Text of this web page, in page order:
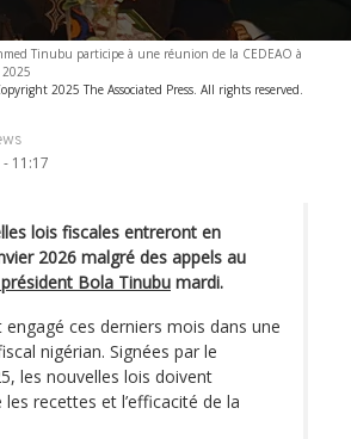
Tinubu participe à une réunion de la CEDEAO à
2025 The Associated Press. All rights reserved.
11:17
lois fiscales entreront en
2026 malgré des appels au
Bola Tinubu mardi.
engagé ces derniers mois dans une
nigérian. Signées par le
les nouvelles lois doivent
recettes et l’efficacité de la